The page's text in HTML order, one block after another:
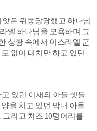
은 위풍당당했고 하나님
엘 하나님을 모욕하며 그
상황 속에서 이스라엘 군
없이 대치만 하고 있던
있던 이새의 아들 셋들
을 치고 있던 막내 아들
리고 치즈 10덩어리를